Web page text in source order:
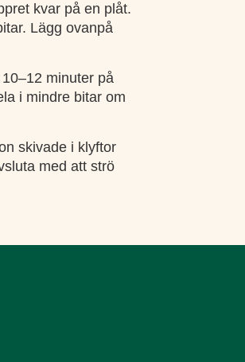
kvar på en plåt.
Lägg ovanpå
minuter på
i mindre bitar om
skivade i klyftor
med att strö